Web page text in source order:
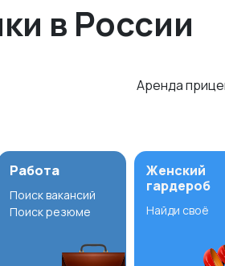
в России
Аренда
Работа
Поиск вакансий
Поиск резюме
Женский
гардероб
Найди своё